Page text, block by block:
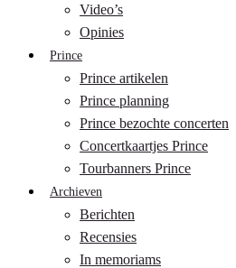
Video’s
Opinies
Prince
Prince artikelen
Prince planning
Prince bezochte concerten
Concertkaartjes Prince
Tourbanners Prince
Archieven
Berichten
Recensies
In memoriams